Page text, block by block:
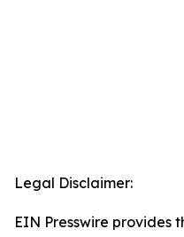
Legal Disclaimer:
EIN Presswire provides